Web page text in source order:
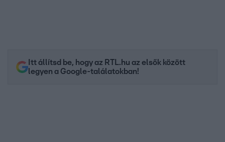
Itt állítsd be, hogy az RTL.hu az elsők között
legyen a Google-találatokban!